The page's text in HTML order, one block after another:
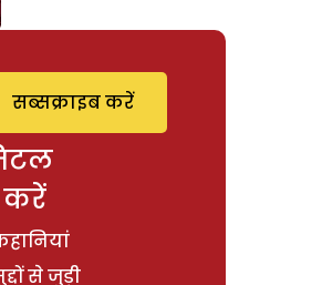
करें
से जुड़ी
सब्सक्राइब करें